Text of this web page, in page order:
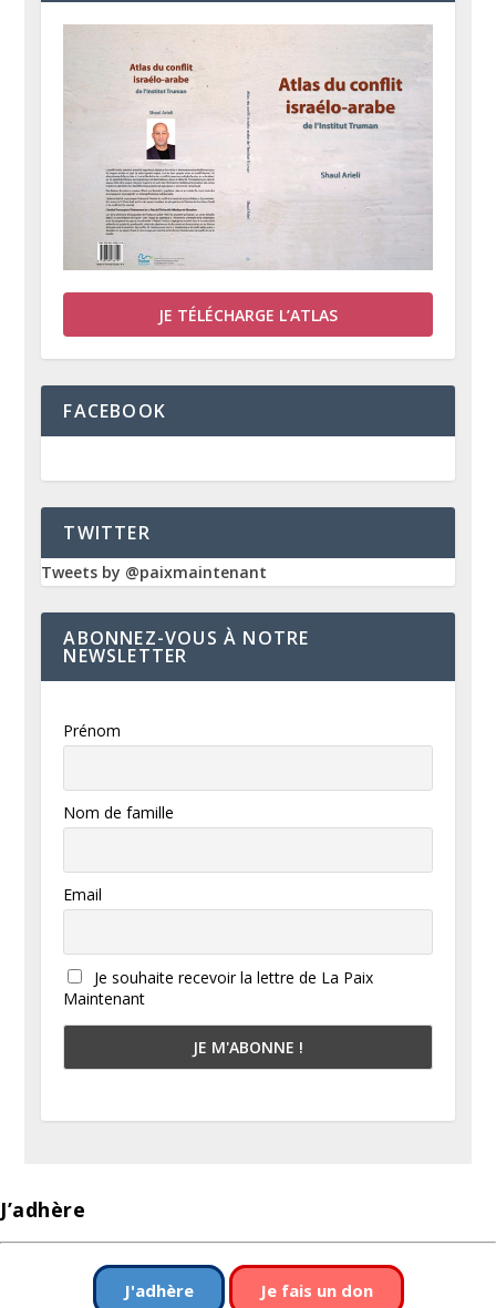
JE TÉLÉCHARGE L’ATLAS
FACEBOOK
TWITTER
Tweets by @paixmaintenant
ABONNEZ-VOUS À NOTRE
NEWSLETTER
Prénom
Nom de famille
Email
Je souhaite recevoir la lettre de La Paix
Maintenant
J’adhère
J'adhère Je fais un don